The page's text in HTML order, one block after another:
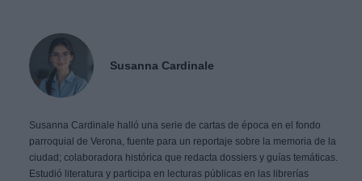
Susanna Cardinale
Susanna Cardinale halló una serie de cartas de época en el fondo
parroquial de Verona, fuente para un reportaje sobre la memoria de la
ciudad; colaboradora histórica que redacta dossiers y guías temáticas.
Estudió literatura y participa en lecturas públicas en las librerías